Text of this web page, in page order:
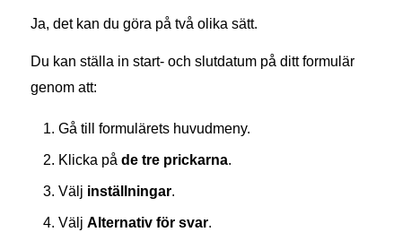
Ja, det kan du göra på två olika sätt.
Du kan ställa in start- och slutdatum på ditt formulär
genom att:
Gå till formulärets huvudmeny.
Klicka på de tre prickarna.
Välj inställningar.
Välj Alternativ för svar.